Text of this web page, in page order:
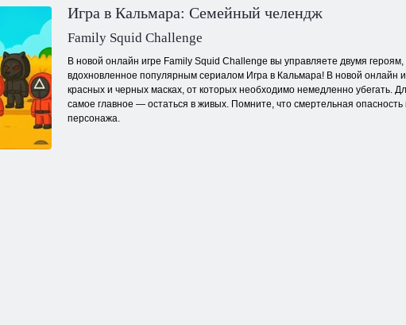
Туристы.ио
Сумасшедший
шар 2
Кластеры
Игра в Кальмара: Семейный челендж
Family Squid Challenge
В новой онлайн игре Family Squid Challenge вы управляете двумя
вдохновленное популярным сериалом Игра в Кальмара! В новой
красных и черных масках, от которых необходимо немедленно убегать.
самое главное — остаться в живых. Помните, что смертельная
персонажа.